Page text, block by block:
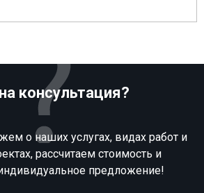
консультация?
о наших услугах, видах работ и
рассчитаем стоимость и
предложение!